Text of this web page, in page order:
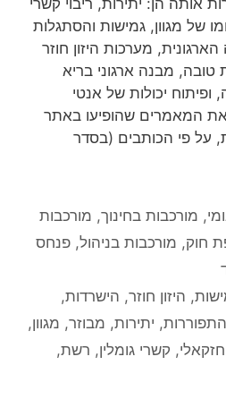
אותה הן: יתירות, ריבוי קשרי
של מגוון, גמישות והסתגלות
מערכות היזון חוזר
טובה, מבנה ארגוני בריא
ופיתוח יכולות של אנטי
את המאמרים שהופיעו באתר
על פי הכותבים (בסדר
, מורכבות בחינוך, מורכבות
חוק, מורכבות בניהול, פנחס
, היזון חוזר, הישרדות,
התפוררות, יתירות, מבוזר, מגוון,
, קשרי גומלין, רשת,